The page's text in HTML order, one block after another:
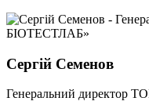
Сергій Семенов
Генеральний директор